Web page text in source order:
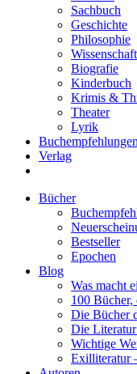
Sachbuch
Geschichte
Philosophie
Wissenschaft
Biografie
Kinderbuch
Krimis &
Theater
Lyrik
Buchempfehlungen
Verlag
Bücher
Bestseller
Epochen
Blog
Was macht
100 Bücher,
Die Bücher
Die
Wichtige
Exilliteratur